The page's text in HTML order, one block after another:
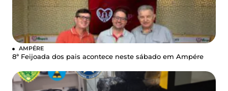
AMPÉRE
8ª Feijoada dos pais acontece neste sábado em Ampére